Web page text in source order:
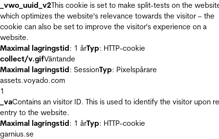
_vwo_uuid_v2This cookie is set to make split-tests on the
which optimizes the website's relevance towards the visitor – the
cookie can also be set to improve the visitor's experience on a
website.
Maximal lagringstid: 1 årTyp: HTTP-cookie
collect/v.gifVäntande
Maximal lagringstid: SessionTyp: Pixelspårare
assets.voyado.com
1
_vaContains an visitor ID. This is used to identify the visitor upon
entry to the website.
Maximal lagringstid: 1 årTyp: HTTP-cookie
garnius.se